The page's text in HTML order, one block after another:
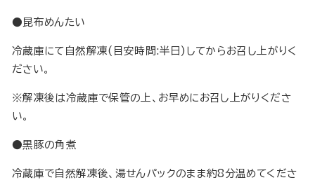
●昆布めんたい
冷蔵庫にて自然解凍(目安時間:半日)してからお召し上がりく
ださい。
※解凍後は冷蔵庫で保管の上、お早めにお召し上がりくださ
い。
●黒豚の角煮
冷蔵庫で自然解凍後、湯せんパックのまま約8分温めてくださ